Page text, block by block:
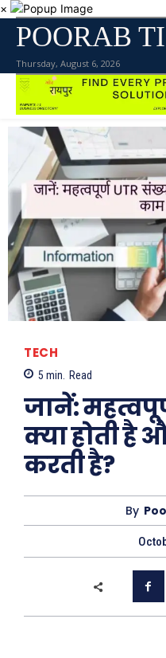
×
POORAB
Thursday, August 6, 2026
TECH
5 min. Read
जानें:
क्या होती है
करती है?
By